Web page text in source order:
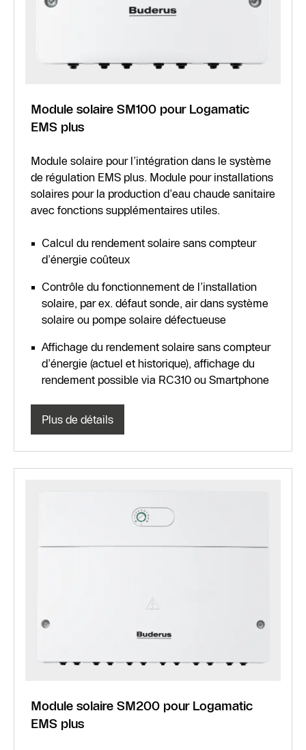
Module solaire SM100 pour Logamatic
EMS plus
Module solaire pour l’intégration dans le système
de régulation EMS plus. Module pour installations
solaires pour la production d’eau chaude sanitaire
avec fonctions supplémentaires utiles.
Calcul du rendement solaire sans compteur
d’énergie coûteux
Contrôle du fonctionnement de l’installation
solaire, par ex. défaut sonde, air dans système
solaire ou pompe solaire défectueuse
Affichage du rendement solaire sans compteur
d’énergie (actuel et historique), affichage du
rendement possible via RC310 ou Smartphone
Plus de détails
Module solaire SM200 pour Logamatic
EMS plus